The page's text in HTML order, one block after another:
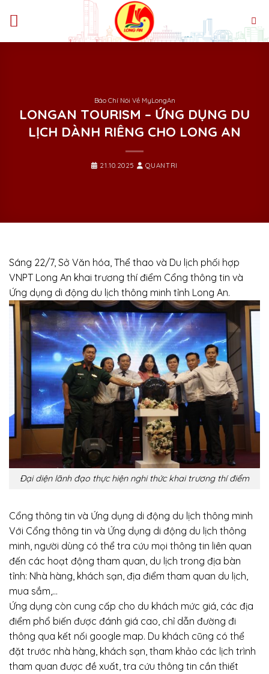
Báo Chí Nói Về MyLongAn
LONGAN TOURISM – ỨNG DỤNG DU
LỊCH DÀNH RIÊNG CHO LONG AN
21.10.2025 QUANTRI
Sáng 22/7, Sở Văn hóa, Thể thao và Du lịch phối hợp
VNPT Long An khai trương thí điểm Cổng thông tin và
Ứng dụng di động du lịch thông minh tỉnh Long An.
Đại diện lãnh đạo thực hiện nghi thức khai trương thí điểm
Cổng thông tin và Ứng dụng di động du lịch thông minh
Với Cổng thông tin và Ứng dụng di động du lịch thông
minh, người dùng có thể tra cứu mọi thông tin liên quan
đến các hoạt động tham quan, du lịch trong địa bàn
tỉnh: Nhà hàng, khách sạn, địa điểm tham quan du lịch,
mua sắm,…
Ứng dụng còn cung cấp cho du khách mức giá, các địa
điểm phổ biến được đánh giá cao, chỉ dẫn đường đi
thông qua kết nối google map. Du khách cũng có thể
đặt trước nhà hàng, khách sạn, tham khảo các lịch trình
tham quan được đề xuất, tra cứu thông tin cần thiết